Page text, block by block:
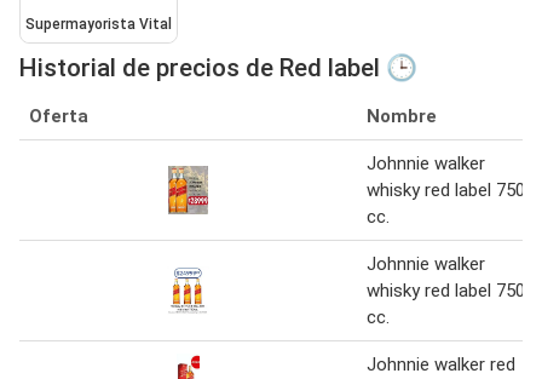
Supermayorista Vital
Historial de precios de Red label 🕒
Oferta Nombre
Johnnie walker
whisky red label 750
cc.
Johnnie walker
whisky red label 750
cc.
Johnnie walker red